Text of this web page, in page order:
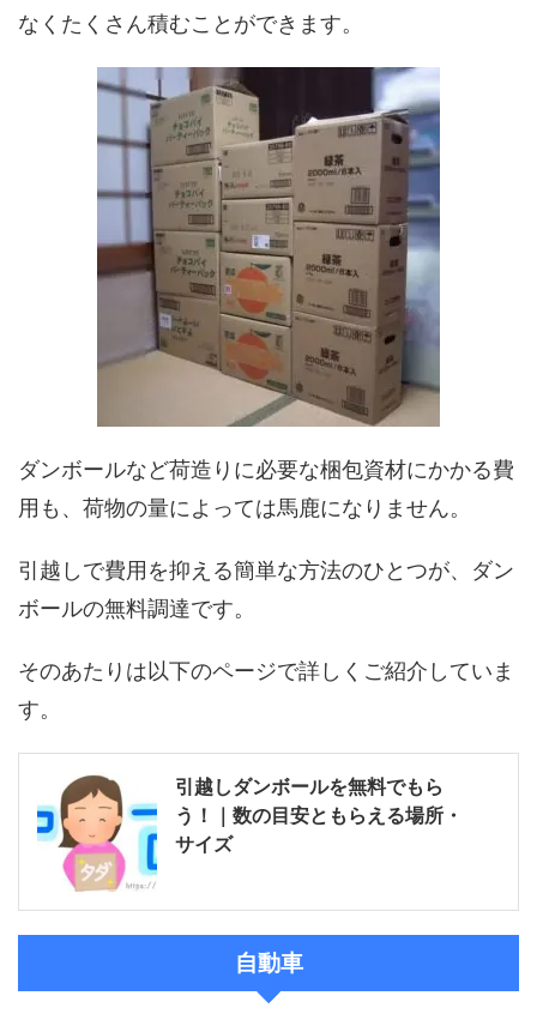
なくたくさん積むことができます。
ダンボールなど荷造りに必要な梱包資材にかかる費
用も、荷物の量によっては馬鹿になりません。
引越しで費用を抑える簡単な方法のひとつが、ダン
ボールの無料調達です。
そのあたりは以下のページで詳しくご紹介していま
す。
引越しダンボールを無料でもら
う！｜数の目安ともらえる場所・
サイズ
自動車